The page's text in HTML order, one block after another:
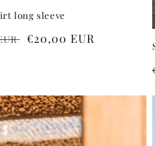
long sleeve
Preço
€20,00 EUR